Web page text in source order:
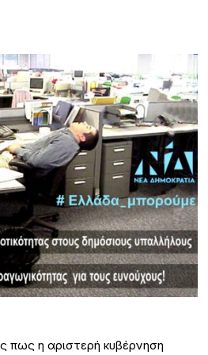
πως η αριστερή κυβέρνηση